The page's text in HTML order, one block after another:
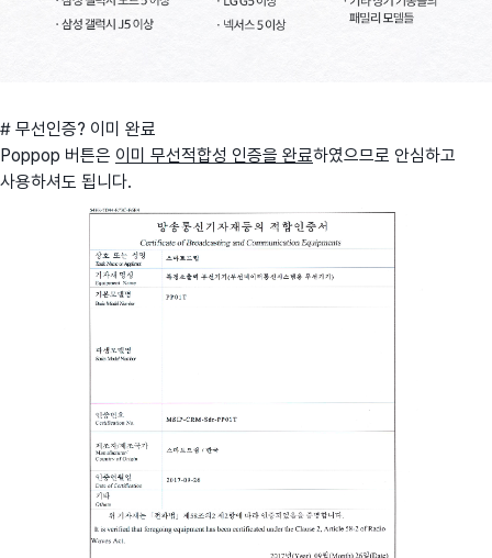
# 무선인증? 이미 완료
Poppop 버튼은 이미 무선적합성 인증을 완료하였으므로 안심하고
사용하셔도 됩니다.